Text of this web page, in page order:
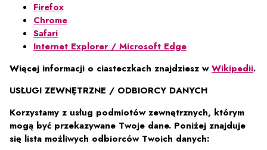
Firefox
Chrome
Safari
Internet Explorer / Microsoft Edge
Więcej informacji o ciasteczkach znajdziesz wWikipedii.
USŁUGI ZEWNĘTRZNE / ODBIORCY DANYCH
Korzystamy z usług podmiotów zewnętrznych, którym
mogą być przekazywane Twoje dane. Poniżej znajduje
się lista możliwych odbiorców Twoich danych: